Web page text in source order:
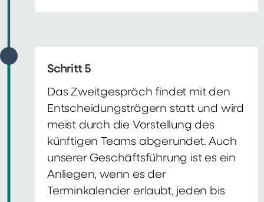
Schritt 5
Das Zweitgespräch findet mit den
Entscheidungsträgern statt und wird
meist durch die Vorstellung des
künftigen Teams abgerundet. Auch
unserer Geschäftsführung ist es ein
Anliegen, wenn es der
Terminkalender erlaubt, jeden bis